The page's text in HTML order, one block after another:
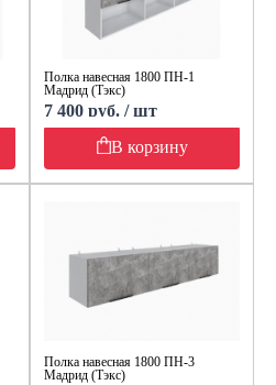
Полка навесная 1800 ПН-1
Мадрид (Тэкс)
7 400 руб. / шт
В корзину
Полка навесная 1800 ПН-3
Мадрид (Тэкс)